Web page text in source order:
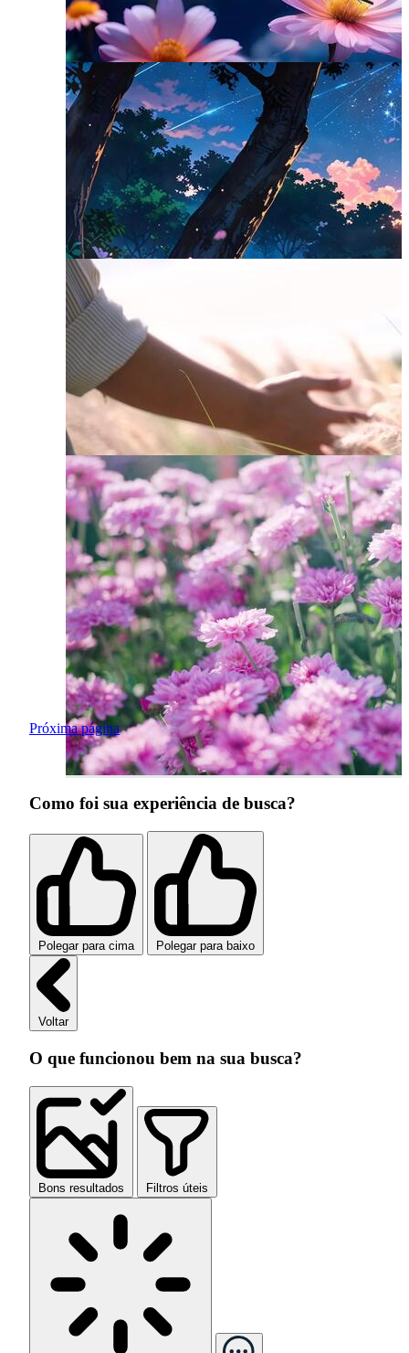
Próxima página
Como foi sua experiência de busca?
Polegar para cima Polegar para baixo
Voltar
O que funcionou bem na sua busca?
Bons resultados Filtros úteis